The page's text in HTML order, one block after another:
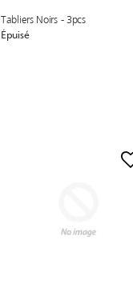
Tabliers Noirs - 3pcs
Épuisé